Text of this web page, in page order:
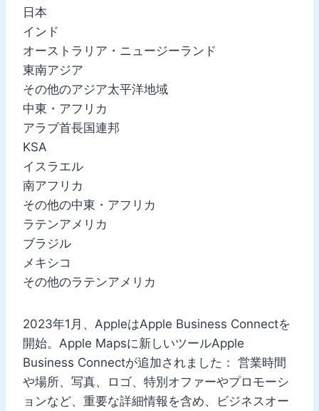
日本
インド
オーストラリア・ニュージーランド
東南アジア
その他のアジア太平洋地域
中東・アフリカ
アラブ首長国連邦
KSA
イスラエル
南アフリカ
その他の中東・アフリカ
ラテンアメリカ
ブラジル
メキシコ
その他のラテンアメリカ
2023年1月、AppleはApple Business Connectを
開始。Apple Mapsに新しいツールApple
Business Connectが追加されました： 営業時間
や場所、写真、ロゴ、特別オファーやプロモーシ
ョンなど、重要な詳細情報を含め、ビジネスオー